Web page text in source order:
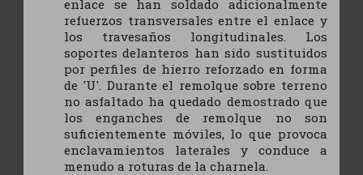
enlace se han soldado adicionalmente
refuerzos transversales entre el enlace y
los travesaños longitudinales. Los
soportes delanteros han sido sustituidos
por perfiles de hierro reforzado en forma
de 'U'. Durante el remolque sobre terreno
no asfaltado ha quedado demostrado que
los enganches de remolque no son
suficientemente móviles, lo que provoca
enclavamientos laterales y conduce a
menudo a roturas de la charnela.